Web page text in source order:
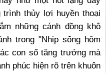
thủy lợi huyền thoại
những cánh đồng khô
trong "Nhịp sống hôm
con số tăng trưởng mà
phúc hiện rõ trên khuôn